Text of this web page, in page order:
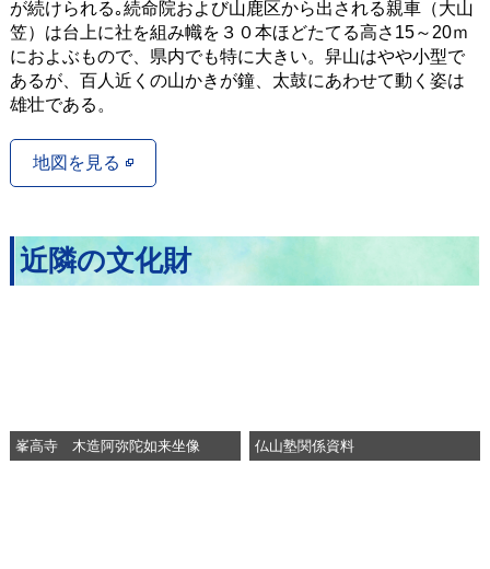
が続けられる｡続命院および山鹿区から出される親車（大山
笠）は台上に社を組み幟を３０本ほどたてる高さ15～20ｍ
におよぶもので、県内でも特に大きい。舁山はやや小型で
あるが、百人近くの山かきが鐘、太鼓にあわせて動く姿は
雄壮である。
地図を見る
近隣の文化財
峯高寺 木造阿弥陀如来坐像 仏山塾関係資料